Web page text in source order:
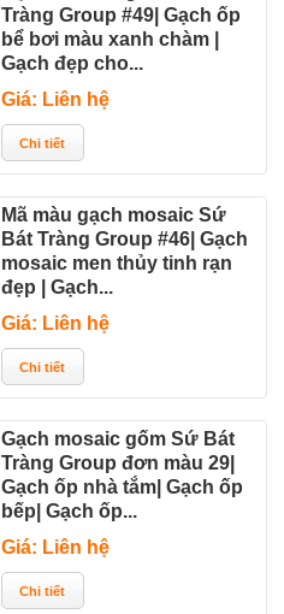
Tràng Group #49| Gạch ốp
bể bơi màu xanh chàm |
Gạch đẹp cho...
Giá: Liên hệ
Mã màu gạch mosaic Sứ
Bát Tràng Group #46| Gạch
mosaic men thủy tinh rạn
đẹp | Gạch...
Giá: Liên hệ
Gạch mosaic gốm Sứ Bát
Tràng Group đơn màu 29|
Gạch ốp nhà tắm| Gạch ốp
bếp| Gạch ốp...
Giá: Liên hệ